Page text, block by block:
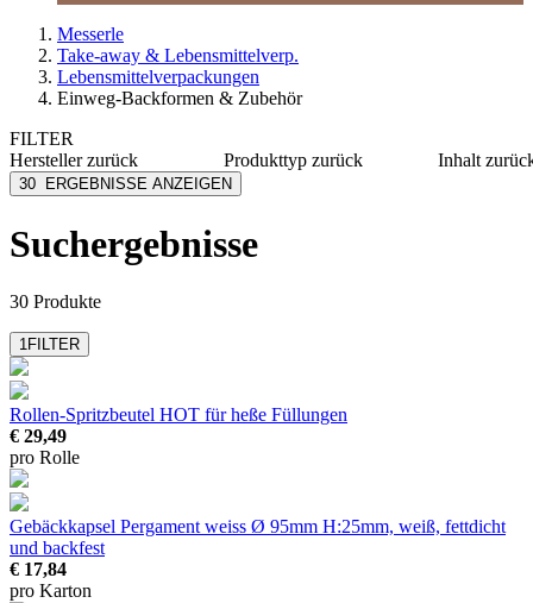
Messerle
Take-away & Lebensmittelverp.
Lebensmittelverpackungen
Einweg-Backformen & Zubehör
FILTER
Herstellerzurück
Bacher+Demmler
Krebs Sprühpistolen
LOGISCH ÖKO
mehr anzeigen
Produkttyp zurück
Inhalt
30 ERGEBNISSE ANZEIGEN
Suchergebnisse
30 Produkte
1FILTER
Rollen-Spritzbeutel HOT für heße Füllungen
€ 29,49
pro Rolle
Gebäckkapsel Pergament weiss Ø 95mm H:25mm, weiß, fettdicht
und backfest
€ 17,84
pro Karton